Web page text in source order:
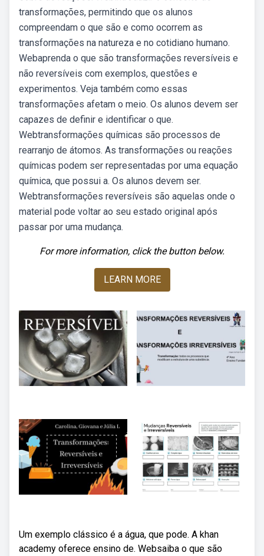
transformações, permitindo que os alunos
compreendam o que são e como ocorrem as
transformações na natureza e no cotidiano humano.
Webaprenda o que são transformações reversíveis e
não reversíveis com exemplos, questões e
experimentos. Veja também como essas
transformações afetam o meio. Os alunos devem ser
capazes de definir e identificar o que.
Webtransformações químicas são processos de
rearranjo de átomos. As transformações ou reações
químicas podem ser representadas por uma equação
química, que possui a. Os alunos devem ser.
Webtransformações reversíveis são aquelas onde o
material pode voltar ao seu estado original após
passar por uma mudança.
For more information, click the button below.
LEARN MORE
Um exemplo clássico é a água, que pode. A khan
academy oferece ensino de. Websaiba o que são